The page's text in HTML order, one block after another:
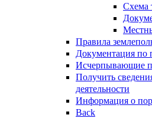
Схема
Правила
Документация по
Исчерпывающие
Получить
деятельности
Информация о
Back